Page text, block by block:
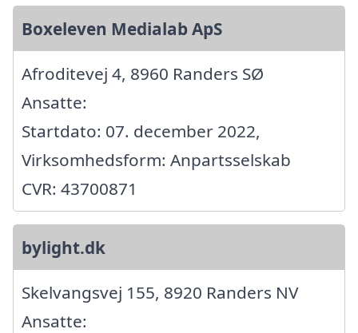
Boxeleven Medialab ApS
Afroditevej 4, 8960 Randers SØ
Ansatte:
Startdato: 07. december 2022,
Virksomhedsform: Anpartsselskab
CVR: 43700871
bylight.dk
Skelvangsvej 155, 8920 Randers NV
Ansatte: